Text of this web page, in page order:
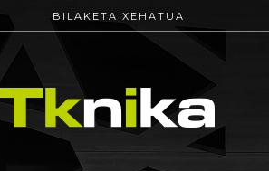
BILAKETA XEHATUA